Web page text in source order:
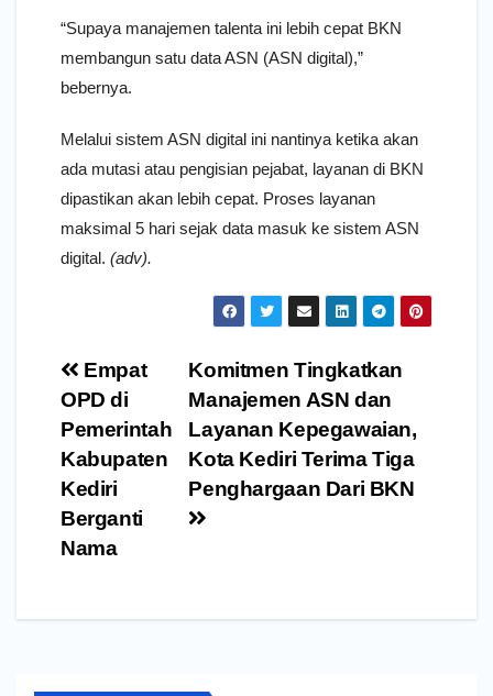
“Supaya manajemen talenta ini lebih cepat BKN
membangun satu data ASN (ASN digital),”
bebernya.
Melalui sistem ASN digital ini nantinya ketika akan
ada mutasi atau pengisian pejabat, layanan di BKN
dipastikan akan lebih cepat. Proses layanan
maksimal 5 hari sejak data masuk ke sistem ASN
digital. (adv).
Navigasi
pos
Komitmen Tingkatkan
Manajemen ASN dan
Layanan Kepegawaian,
Kota Kediri Terima Tiga
Penghargaan Dari BKN
Empat
OPD di
Pemerintah
Kabupaten
Kediri
Berganti
Nama